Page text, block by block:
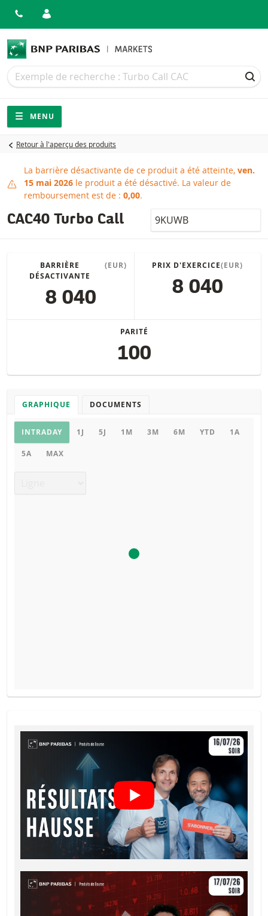
Recherche
Recherche
Navigation
Navigation sur le site
MENU
Retour à l'aperçu des produits
Barrière désactivante
La barrière désactivante de ce produit a été atteinte, ven.
15 mai 2026 le produit a été désactivé. La valeur de
remboursement est de : 0,00.
CAC40 Turbo Call LocalCode
BARRIÈRE
DÉSACTIVANTE
(EUR)
8 040
PRIX D'EXERCICE(EUR)
8 040
PARITÉ
100
GRAPHIQUE DOCUMENTS
Graphique
INTRADAY 1J 5J 1M 3M 6M YTD 1A
5A MAX
PROSPECTUS DE BASE
Français (France)
Français (France)